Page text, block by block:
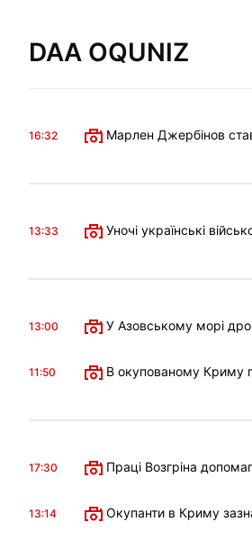
DAA OQUNIZ
16:32 Марлен Джербінов
13:33 Уночі українські
13:00 У Азовському морі
11:50 В окупованому Криму
17:30 Праці Возгріна
13:14 Окупанти в Криму